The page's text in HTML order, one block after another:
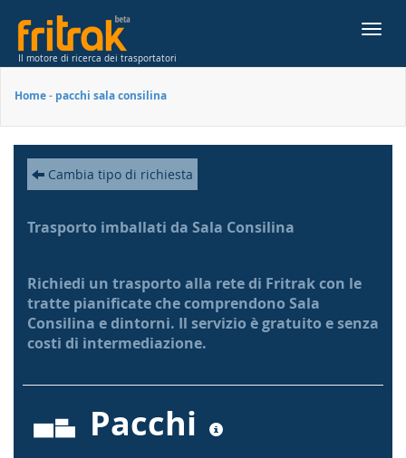
Il motore di ricerca dei trasportatori
Home- pacchi sala consilina
Cambia tipo di richiesta
Trasporto imballati da Sala Consilina
Richiedi un trasporto alla rete di Fritrak con le
tratte pianificate che comprendono Sala
Consilina e dintorni. Il servizio è gratuito e senza
costi di intermediazione.
Pacchi